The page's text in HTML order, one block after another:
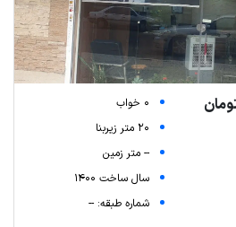
0 خواب
20 متر زیربنا
-- متر زمین
سال ساخت 1400
شماره طبقه: --